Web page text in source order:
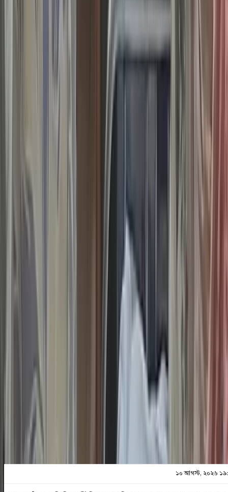
বাল্কহেড জব্দ, ২ শ্রমিক আটক
সড়ক দুর্ঘটনায় ববি শিক্ষার্থী নিহতের
প্রতিবাদে মহাসড়ক অবরোধ, এক
কোটি টাকা ক্ষতিপূরণের দাবি
১০ আগস্ট, ২০২৬